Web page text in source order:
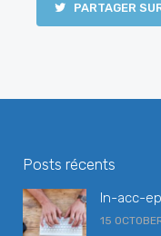
PARTAGER
Posts récents
In-acc-
15